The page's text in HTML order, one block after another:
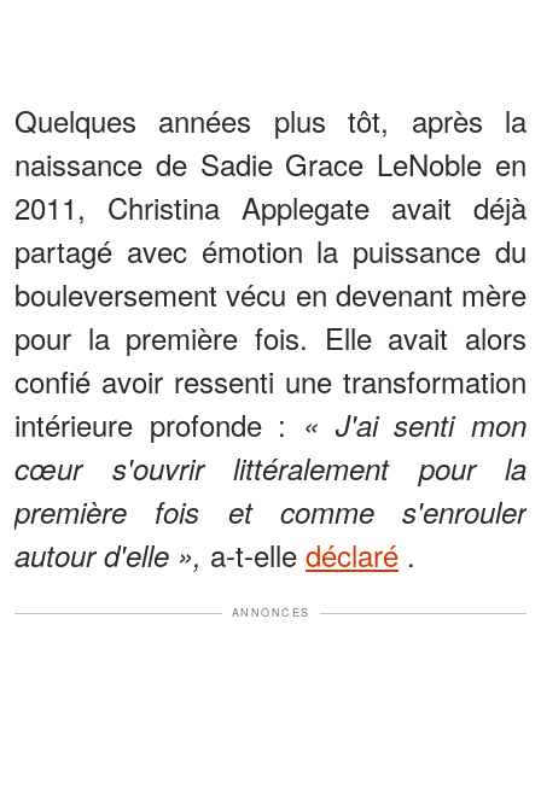
Quelques années plus tôt, après la
naissance de Sadie Grace LeNoble en
2011, Christina Applegate avait déjà
partagé avec émotion la puissance du
bouleversement vécu en devenant mère
pour la première fois. Elle avait alors
confié avoir ressenti une transformation
intérieure profonde : « J'ai senti mon
cœur s'ouvrir littéralement pour la
première fois et comme s'enrouler
autour d'elle », a-t-elle déclaré .
ANNONCES